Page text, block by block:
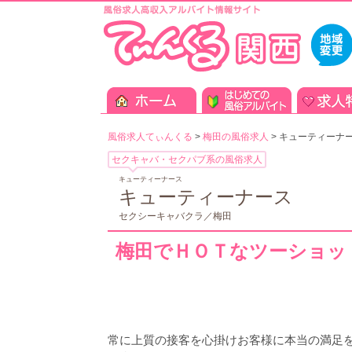
風俗求人てぃんくる > 梅田の風俗求人 > キューティーナ
セクキャバ・セクパブ系の風俗求人
キューティーナース
キューティーナース
セクシーキャバクラ／梅田
梅田でＨＯＴなツーショ
常に上質の接客を心掛けお客様に本当の満足